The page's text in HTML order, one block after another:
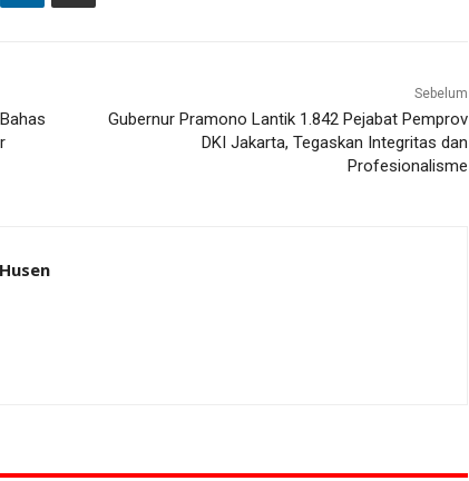
Sebelum
Gubernur Pramono Lantik 1.842 Pejabat Pemprov
DKI Jakarta, Tegaskan Integritas dan
Profesionalisme